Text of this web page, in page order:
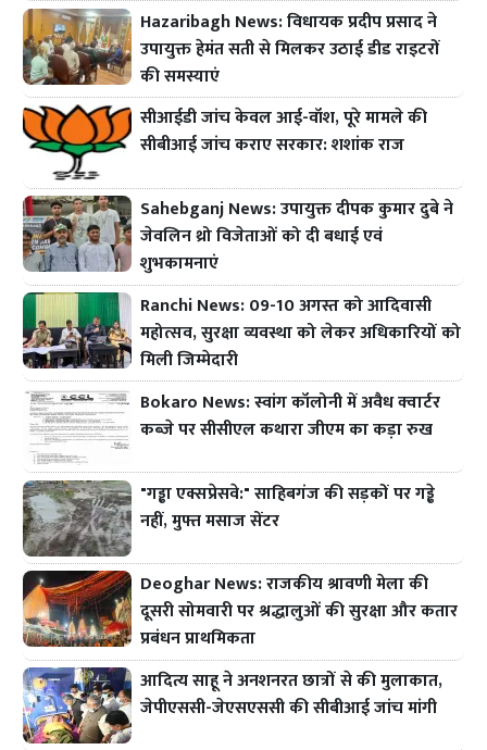
Hazaribagh News: विधायक प्रदीप प्रसाद ने
उपायुक्त हेमंत सती से मिलकर उठाई डीड राइटरों
की समस्याएं
सीआईडी जांच केवल आई-वॉश, पूरे मामले की
सीबीआई जांच कराए सरकार: शशांक राज
Sahebganj News: उपायुक्त दीपक कुमार दुबे ने
जेवलिन थ्रो विजेताओं को दी बधाई एवं
शुभकामनाएं
Ranchi News: 09-10 अगस्त को आदिवासी
महोत्सव, सुरक्षा व्यवस्था को लेकर अधिकारियों को
मिली जिम्मेदारी
Bokaro News: स्वांग कॉलोनी में अवैध क्वार्टर
कब्जे पर सीसीएल कथारा जीएम का कड़ा रुख
"गड्ढा एक्सप्रेसवे:" साहिबगंज की सड़कों पर गड्ढे
नहीं, मुफ्त मसाज सेंटर
Deoghar News: राजकीय श्रावणी मेला की
दूसरी सोमवारी पर श्रद्धालुओं की सुरक्षा और कतार
प्रबंधन प्राथमिकता
आदित्य साहू ने अनशनरत छात्रों से की मुलाकात,
जेपीएससी-जेएसएससी की सीबीआई जांच मांगी